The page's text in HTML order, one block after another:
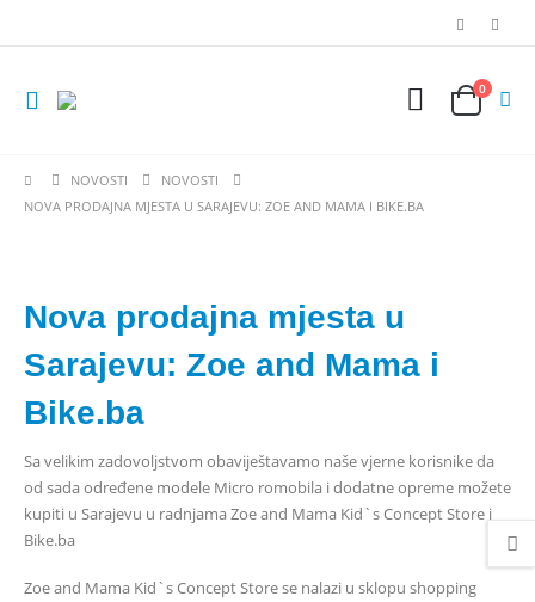
0
NOVOSTI
NOVOSTI
NOVA PRODAJNA MJESTA U SARAJEVU: ZOE AND MAMA I BIKE.BA
Nova prodajna mjesta u
Sarajevu: Zoe and Mama i
Bike.ba
Sa velikim zadovoljstvom obaviještavamo naše vjerne korisnike da
od sada određene modele Micro romobila i dodatne opreme možete
kupiti u Sarajevu u radnjama Zoe and Mama Kid`s Concept Store i
Bike.ba
Zoe and Mama Kid`s Concept Store se nalazi u sklopu shopping